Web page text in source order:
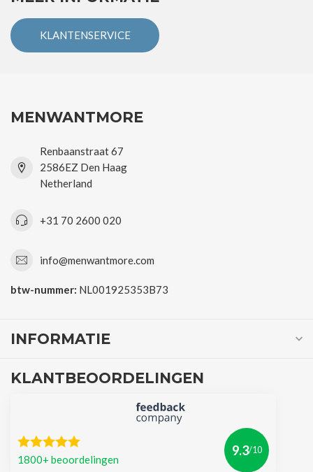
KLANTENSERVICE
MENWANTMORE
Renbaanstraat 67
2586EZ Den Haag
Netherland
+31 70 2600 020
info@menwantmore.com
btw-nummer: NL001925353B73
INFORMATIE
KLANTBEOORDELINGEN
1800+ beoordelingen
9.3/10